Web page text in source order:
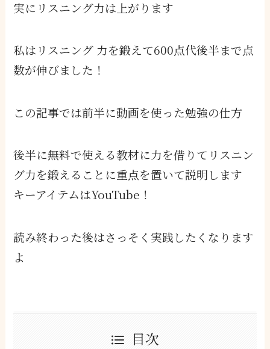
実にリスニング力は上がります
私はリスニング 力を鍛えて600点代後半まで点
数が伸びました！
この記事では前半に動画を使った勉強の仕方
後半に無料で使える教材に力を借りてリスニン
グ力を鍛えることに重点を置いて説明します
キーアイテムはYouTube！
読み終わった後はさっそく実践したくなります
よ
目次